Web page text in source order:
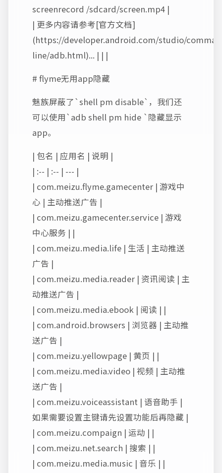
screenrecord /sdcard/screen.mp4 |
| 更多内容请参考[官方文档]
(https://developer.android.com/studio/
line/adb.html)... | | |
# flyme无用app隐藏
魅族屏蔽了`shell pm disable`，我们还
可以使用`adb shell pm hide `隐藏显示
app。
| 包名 | 应用名 | 说明 |
| :-- | :-- | --- |
| com.meizu.flyme.gamecenter | 游戏中
心 | 主动推送广告 |
| com.meizu.gamecenter.service | 游戏
中心服务 | |
| com.meizu.media.life | 生活 | 主动推送
广告 |
| com.meizu.media.reader | 资讯阅读 | 主
动推送广告 |
| com.meizu.media.ebook | 阅读 | |
| com.android.browsers | 浏览器 | 主动推
送广告 |
| com.meizu.yellowpage | 黄页 | |
| com.meizu.media.video | 视频 | 主动推
送广告 |
| com.meizu.voiceassistant | 语音助手 |
如果需要设置主键请先设置功能后再隐藏 |
| com.meizu.compaign | 运动 | |
| com.meizu.net.search | 搜索 | |
| com.meizu.media.music | 音乐 | |